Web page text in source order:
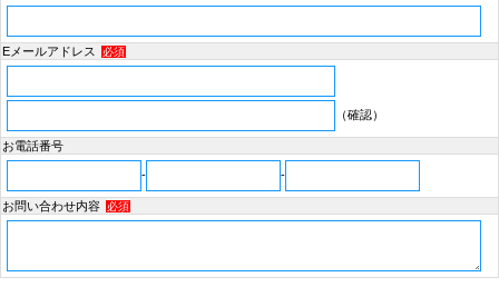
Eメールアドレス 必須
（確認）
お電話番号
- -
お問い合わせ内容 必須